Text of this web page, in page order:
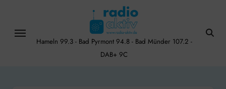
content
Hameln 99.3 - Bad Pyrmont 94.8 - Bad Münder 107.2 -
DAB+ 9C